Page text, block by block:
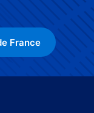
France